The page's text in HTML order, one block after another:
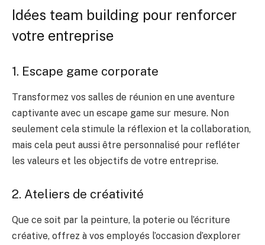
Idées team building pour renforcer
votre entreprise
1. Escape game corporate
Transformez vos salles de réunion en une aventure
captivante avec un escape game sur mesure. Non
seulement cela stimule la réflexion et la collaboration,
mais cela peut aussi être personnalisé pour refléter
les valeurs et les objectifs de votre entreprise.
2. Ateliers de créativité
Que ce soit par la peinture, la poterie ou l’écriture
créative, offrez à vos employés l’occasion d’explorer